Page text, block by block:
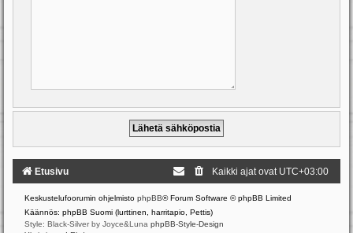
Etusivu Kaikki ajat ovat UTC+03:00
Keskustelufoorumin ohjelmisto phpBB® Forum Software © phpBB Limited
Käännös: phpBB Suomi (lurttinen, harritapio, Pettis)
Style: Black-Silver by Joyce&Luna phpBB-Style-Design